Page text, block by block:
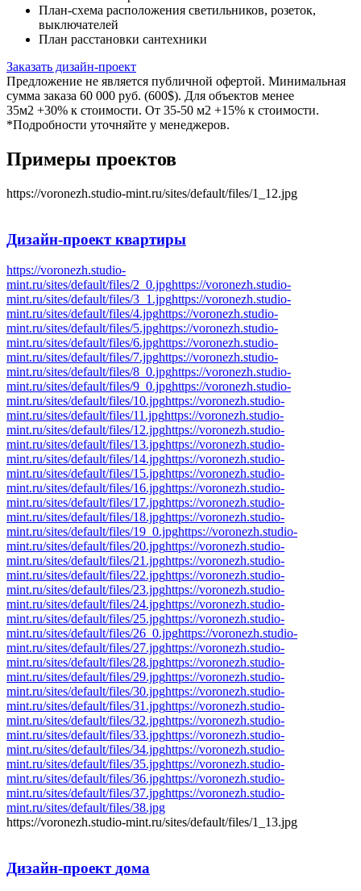
План-схема расположения светильников, розеток,
выключателей
План расстановки сантехники
Заказать дизайн-проект
Предложение не является публичной офертой. Минимальная
сумма заказа 60 000 руб. (600$). Для объектов менее
35м2 +30% к стоимости. От 35-50 м2 +15% к стоимости.
*Подробности уточняйте у менеджеров.
Примеры проектов
https://voronezh.studio-mint.ru/sites/default/files/1_12.jpg
Дизайн-проектквартиры
https://voronezh.studio-
mint.ru/sites/default/files/2_0.jpghttps://voronezh.studio-
mint.ru/sites/default/files/3_1.jpghttps://voronezh.studio-
mint.ru/sites/default/files/4.jpghttps://voronezh.studio-
mint.ru/sites/default/files/5.jpghttps://voronezh.studio-
mint.ru/sites/default/files/6.jpghttps://voronezh.studio-
mint.ru/sites/default/files/7.jpghttps://voronezh.studio-
mint.ru/sites/default/files/8_0.jpghttps://voronezh.studio-
mint.ru/sites/default/files/9_0.jpghttps://voronezh.studio-
mint.ru/sites/default/files/10.jpghttps://voronezh.studio-
mint.ru/sites/default/files/11.jpghttps://voronezh.studio-
mint.ru/sites/default/files/12.jpghttps://voronezh.studio-
mint.ru/sites/default/files/13.jpghttps://voronezh.studio-
mint.ru/sites/default/files/14.jpghttps://voronezh.studio-
mint.ru/sites/default/files/15.jpghttps://voronezh.studio-
mint.ru/sites/default/files/16.jpghttps://voronezh.studio-
mint.ru/sites/default/files/17.jpghttps://voronezh.studio-
mint.ru/sites/default/files/18.jpghttps://voronezh.studio-
mint.ru/sites/default/files/19_0.jpghttps://voronezh.studio-
mint.ru/sites/default/files/20.jpghttps://voronezh.studio-
mint.ru/sites/default/files/21.jpghttps://voronezh.studio-
mint.ru/sites/default/files/22.jpghttps://voronezh.studio-
mint.ru/sites/default/files/23.jpghttps://voronezh.studio-
mint.ru/sites/default/files/24.jpghttps://voronezh.studio-
mint.ru/sites/default/files/25.jpghttps://voronezh.studio-
mint.ru/sites/default/files/26_0.jpghttps://voronezh.studio-
mint.ru/sites/default/files/27.jpghttps://voronezh.studio-
mint.ru/sites/default/files/28.jpghttps://voronezh.studio-
mint.ru/sites/default/files/29.jpghttps://voronezh.studio-
mint.ru/sites/default/files/30.jpghttps://voronezh.studio-
mint.ru/sites/default/files/31.jpghttps://voronezh.studio-
mint.ru/sites/default/files/32.jpghttps://voronezh.studio-
mint.ru/sites/default/files/33.jpghttps://voronezh.studio-
mint.ru/sites/default/files/34.jpghttps://voronezh.studio-
mint.ru/sites/default/files/35.jpghttps://voronezh.studio-
mint.ru/sites/default/files/36.jpghttps://voronezh.studio-
mint.ru/sites/default/files/37.jpghttps://voronezh.studio-
mint.ru/sites/default/files/38.jpg
https://voronezh.studio-mint.ru/sites/default/files/1_13.jpg
Дизайн-проект дома